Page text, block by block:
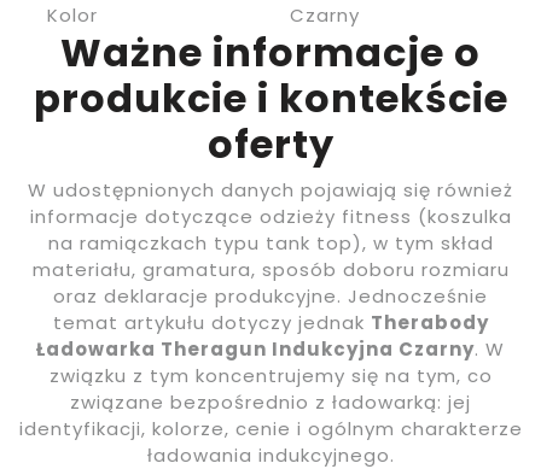
Kolor
Czarny
Ważne informacje o
produkcie i kontekście
oferty
W udostępnionych danych pojawiają się również
informacje dotyczące odzieży fitness (koszulka
na ramiączkach typu tank top), w tym skład
materiału, gramatura, sposób doboru rozmiaru
oraz deklaracje produkcyjne. Jednocześnie
temat artykułu dotyczy jednak Therabody
Ładowarka Theragun Indukcyjna Czarny. W
związku z tym koncentrujemy się na tym, co
związane bezpośrednio z ładowarką: jej
identyfikacji, kolorze, cenie i ogólnym charakterze
ładowania indukcyjnego.